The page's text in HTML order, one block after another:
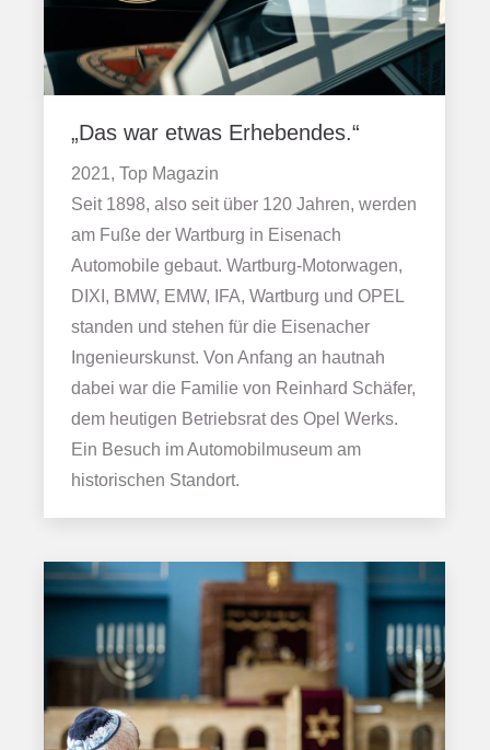
„Das war etwas Erhebendes.“
2021, Top Magazin
Seit 1898, also seit über 120 Jahren, werden
am Fuße der Wartburg in Eisenach
Automobile gebaut. Wartburg-Motorwagen,
DIXI, BMW, EMW, IFA, Wartburg und OPEL
standen und stehen für die Eisenacher
Ingenieurskunst. Von Anfang an hautnah
dabei war die Familie von Reinhard Schäfer,
dem heutigen Betriebsrat des Opel Werks.
Ein Besuch im Automobilmuseum am
historischen Standort.